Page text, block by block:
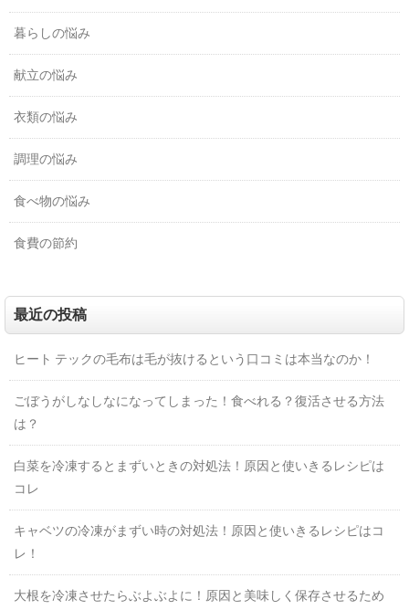
暮らしの悩み
献立の悩み
衣類の悩み
調理の悩み
食べ物の悩み
食費の節約
最近の投稿
ヒート テックの毛布は毛が抜けるという口コミは本当なのか！
ごぼうがしなしなになってしまった！食べれる？復活させる方法
は？
白菜を冷凍するとまずいときの対処法！原因と使いきるレシピは
コレ
キャベツの冷凍がまずい時の対処法！原因と使いきるレシピはコ
レ！
大根を冷凍させたらぶよぶよに！原因と美味しく保存させるため